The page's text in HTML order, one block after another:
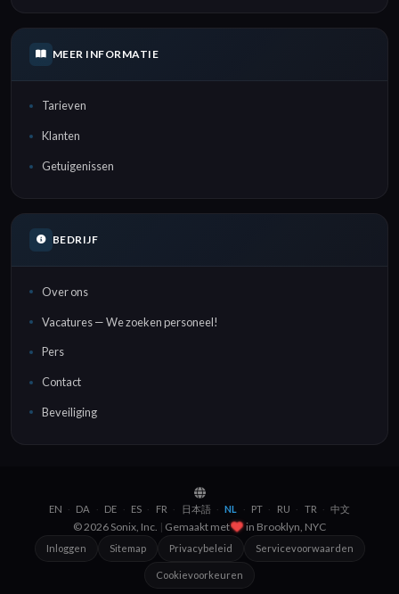
MEER INFORMATIE
Tarieven
Klanten
Getuigenissen
BEDRIJF
Over ons
Vacatures — We zoeken personeel!
Pers
Contact
Beveiliging
EN · DA · DE · ES · FR · 日本語 · NL · PT · RU · TR · 中文
© 2026 Sonix, Inc. | Gemaakt met in Brooklyn, NYC
Inloggen Sitemap Privacybeleid Servicevoorwaarden
Cookievoorkeuren